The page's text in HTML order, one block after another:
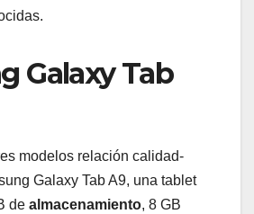
Galaxy Tab
modelos relación calidad-
Galaxy Tab A9, una tablet
de almacenamiento, 8 GB